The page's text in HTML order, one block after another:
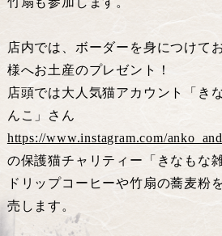
店内では、ボーダーを身につけて
様へお土産のプレゼント！
店頭では大人気猫アカウント「き
んこ」さん
https://www.instagram.com/
の保護猫チャリティー「きなもな
ドリップコーヒーや竹扇の蕎麦粉
売します。